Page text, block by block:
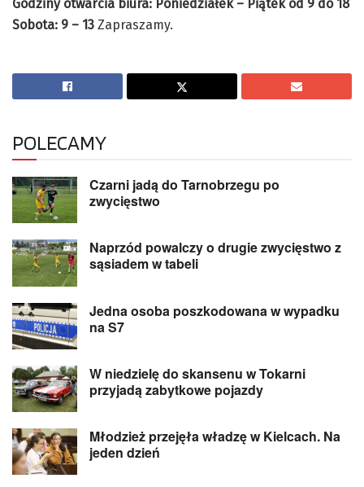
Godziny otwarcia biura: Poniedziałek – Piątek od 9 do 18
Sobota: 9 – 13 Zapraszamy.
POLECAMY
Czarni jadą do Tarnobrzegu po
zwycięstwo
Naprzód powalczy o drugie zwycięstwo z
sąsiadem w tabeli
Jedna osoba poszkodowana w wypadku
na S7
W niedzielę do skansenu w Tokarni
przyjadą zabytkowe pojazdy
Młodzież przejęła władzę w Kielcach. Na
jeden dzień